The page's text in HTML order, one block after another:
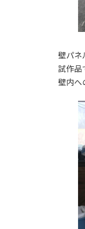
壁パネ
試作品
壁内へ